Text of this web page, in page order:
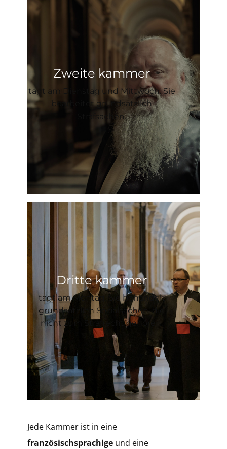
Zweite kammer
tagt am Dienstag und Mittwoch. Sie
bearbeitet grundsätzlich
Strafsachen.
Dritte kammer
tagt am Montag. Sie behandelt
grundsätzlich Sozialsachen, die
nicht zum Strafrecht gehören.
​Jede Kammer ist in eine
französischsprachige und eine